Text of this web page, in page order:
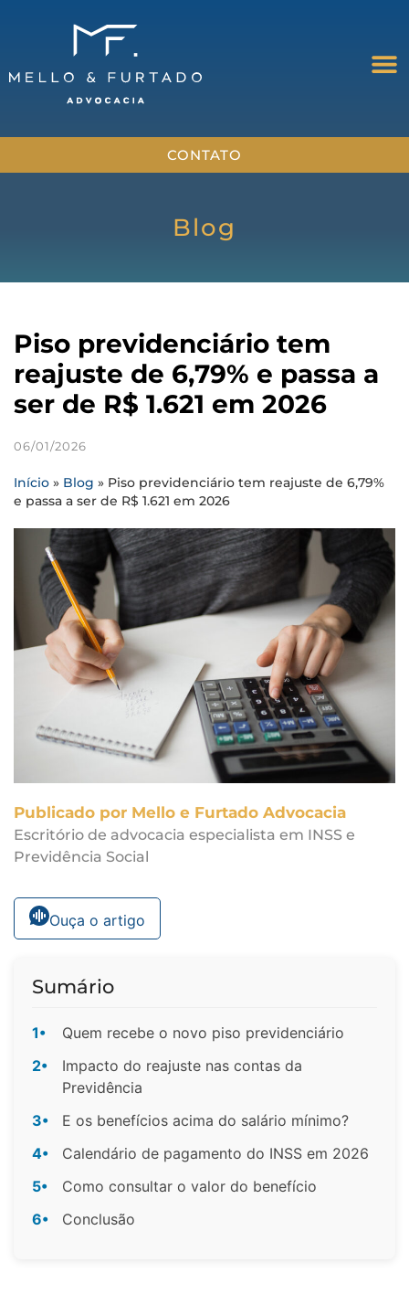
CONTATO
Blog
Piso previdenciário tem
reajuste de 6,79% e passa a
ser de R$ 1.621 em 2026
06/01/2026
Início » Blog » Piso previdenciário tem reajuste de 6,79%
e passa a ser de R$ 1.621 em 2026
Publicado por Mello e Furtado Advocacia
Escritório de advocacia especialista em INSS e
Previdência Social
Ouça o artigo
Sumário
1•
Quem recebe o novo piso previdenciário
2•
Impacto do reajuste nas contas da
Previdência
3•
E os benefícios acima do salário mínimo?
4•
Calendário de pagamento do INSS em 2026
5•
Como consultar o valor do benefício
6•
Conclusão